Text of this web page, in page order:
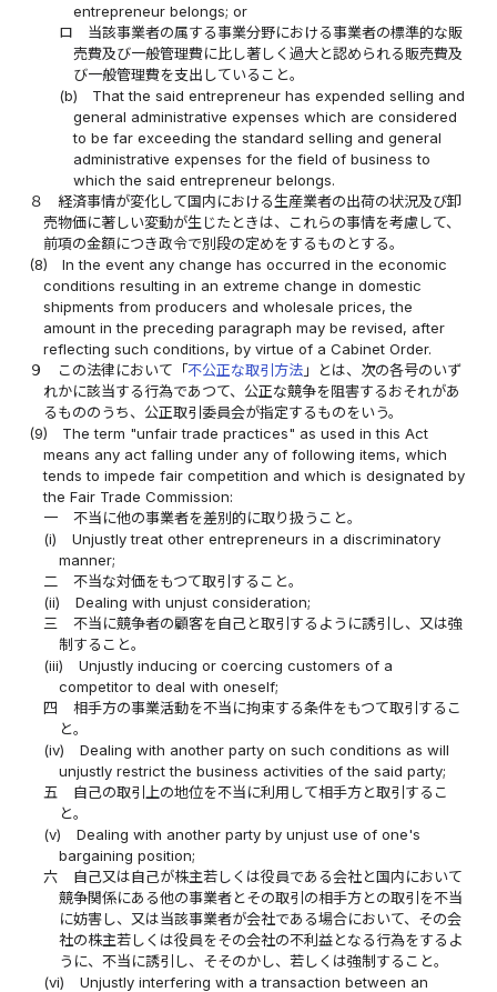
entrepreneur belongs; or
ロ
当該事業者の属する事業分野における事業者の標準的な販
売費及び一般管理費に比し著しく過大と認められる販売費及
び一般管理費を支出していること。
(b)
That the said entrepreneur has expended selling and
general administrative expenses which are considered
to be far exceeding the standard selling and general
administrative expenses for the field of business to
which the said entrepreneur belongs.
８
経済事情が変化して国内における生産業者の出荷の状況及び卸
売物価に著しい変動が生じたときは、これらの事情を考慮して、
前項の金額につき政令で別段の定めをするものとする。
(8)
In the event any change has occurred in the economic
conditions resulting in an extreme change in domestic
shipments from producers and wholesale prices, the
amount in the preceding paragraph may be revised, after
reflecting such conditions, by virtue of a Cabinet Order.
９
この法律において「不公正な取引方法 」とは、次の各号のいず
れかに該当する行為であつて、公正な競争を阻害するおそれがあ
るもののうち、公正取引委員会が指定するものをいう。
(9)
The term "unfair trade practices" as used in this Act
means any act falling under any of following items, which
tends to impede fair competition and which is designated by
the Fair Trade Commission:
一
不当に他の事業者を差別的に取り扱うこと。
(i)
Unjustly treat other entrepreneurs in a discriminatory
manner;
二
不当な対価をもつて取引すること。
(ii)
Dealing with unjust consideration;
三
不当に競争者の顧客を自己と取引するように誘引し、又は強
制すること。
(iii)
Unjustly inducing or coercing customers of a
competitor to deal with oneself;
四
相手方の事業活動を不当に拘束する条件をもつて取引するこ
と。
(iv)
Dealing with another party on such conditions as will
unjustly restrict the business activities of the said party;
五
自己の取引上の地位を不当に利用して相手方と取引するこ
と。
(v)
Dealing with another party by unjust use of one's
bargaining position;
六
自己又は自己が株主若しくは役員である会社と国内において
競争関係にある他の事業者とその取引の相手方との取引を不当
に妨害し、又は当該事業者が会社である場合において、その会
社の株主若しくは役員をその会社の不利益となる行為をするよ
うに、不当に誘引し、そそのかし、若しくは強制すること。
(vi)
Unjustly interfering with a transaction between an